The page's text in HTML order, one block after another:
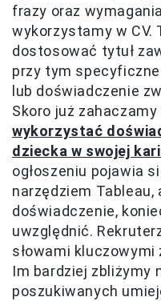
frazy oraz
wykorzystamy w CV.
dostosować tytuł
przy tym
lub doświadczenie
Skoro już
wykorzystać
dziecka w swojej
ogłoszeniu pojawia
narzędziem
doświadczenie,
uwzględnić.
słowami kluczowymi
Im bardziej zbliżymy
poszukiwanych